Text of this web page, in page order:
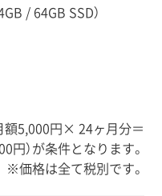
/ 64GB SSD）
額5,000円× 24ヶ月分＝
円）が条件となります。
※価格は全て税別です。